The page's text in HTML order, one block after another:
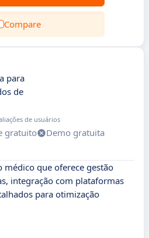
Compare
para
de
de usuários
gratuito
Demo gratuita
que oferece gestão
integração com plataformas
para otimização